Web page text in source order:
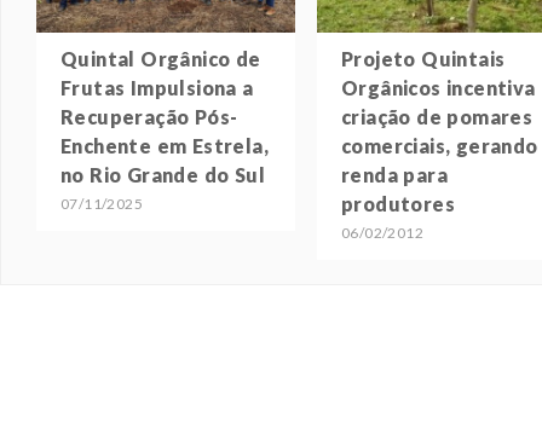
Quintal Orgânico de
Frutas Impulsiona a
Recuperação Pós-
Enchente em Estrela,
no Rio Grande do Sul
07/11/2025
Projeto Quintais
Orgânicos incentiva
criação de pomares
comerciais, gerando
renda para
produtores
06/02/2012